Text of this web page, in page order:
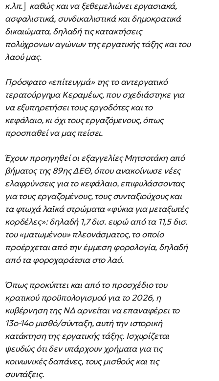
κ.λπ.⌡ καθώς και να ξεθεμελιώνει εργασιακά,
ασφαλιστικά, συνδικαλιστικά και δημοκρατικά
δικαιώματα, δηλαδή τις κατακτήσεις
πολύχρονων αγώνων της εργατικής τάξης και του
λαού μας.
Πρόσφατο «επίτευγμά» της το αντεργατικό
τερατούργημα Κεραμέως, που σχεδιάστηκε για
να εξυπηρετήσει τους εργοδότες και το
κεφάλαιο, κι όχι τους εργαζόμενους, όπως
προσπαθεί να μας πείσει.
Έχουν προηγηθεί οι εξαγγελίες Μητσοτάκη από
βήματος της 89ης ΔΕΘ, όπου ανακοίνωσε νέες
ελαφρύνσεις για το κεφάλαιο, επιφυλάσσοντας
για τους εργαζομένους, τους συνταξιούχους και
τα φτωχά λαϊκά στρώματα «φύκια για μεταξωτές
κορδέλες»: δηλαδή 1,7 δισ. ευρώ από τα 11,5 δισ.
του «ματωμένου» πλεονάσματος, το οποίο
προέρχεται από την έμμεση φορολογία, δηλαδή
από τα φοροχαράτσια στο λαό.
Όπως προκύπτει και από το προσχέδιο του
κρατικού προϋπολογισμού για το 2026, η
κυβέρνηση της ΝΔ αρνείται να επαναφέρει το
13ο-14ο μισθό/σύνταξη, αυτή την ιστορική
κατάκτηση της εργατικής τάξης. Ισχυρίζεται
ψευδώς ότι δεν υπάρχουν χρήματα για τις
κοινωνικές δαπάνες, τους μισθούς και τις
συντάξεις.